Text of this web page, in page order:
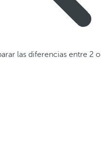
las diferencias entre 2 o